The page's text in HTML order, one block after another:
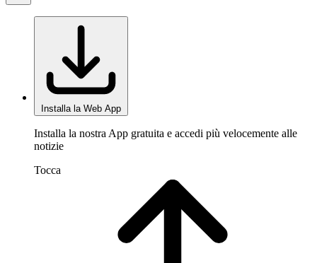
Installa la Web App
Installa la nostra App gratuita e accedi più velocemente alle
notizie
Tocca